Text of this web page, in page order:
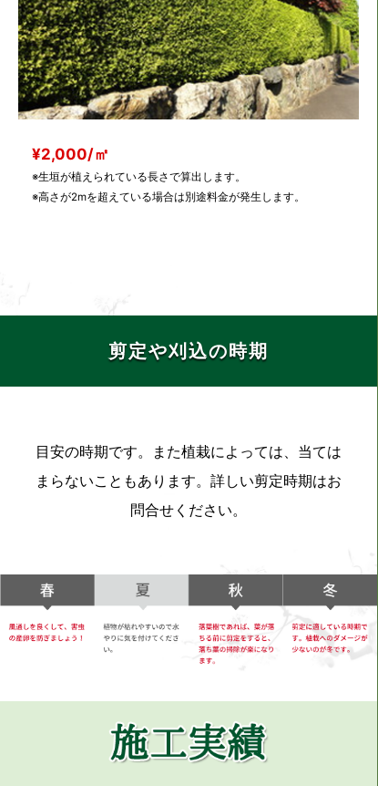
¥2,000/㎡
※生垣が植えられている長さで算出します。
※高さが2mを超えている場合は別途料金が発生します。
剪定や刈込の時期
目安の時期です。また植栽によっては、当ては
まらないこともあります。詳しい剪定時期はお
問合せください。